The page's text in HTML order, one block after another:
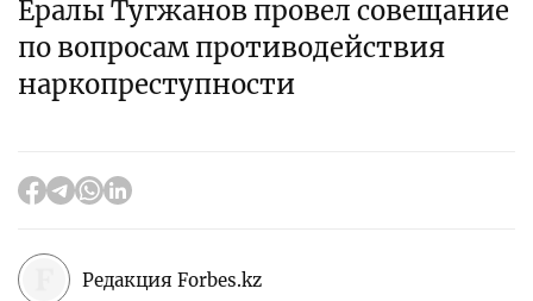
Ералы Тугжанов провел совещание
по вопросам противодействия
наркопреступности
Редакция Forbes.kz